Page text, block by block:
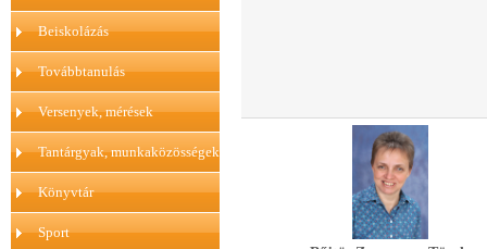
Beiskolázás
Továbbtanulás
Versenyek, mérések
Tantárgyak, munkaközösségek
Könyvtár
Sport